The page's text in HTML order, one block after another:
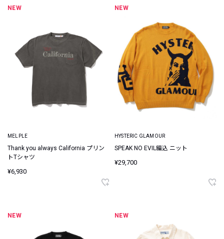
NEW
MELPLE
Thank you always California プリン
トTシャツ
¥6,930
NEW
HYSTERIC GLAMOUR
SPEAK NO EVIL編込 ニット
¥29,700
NEW NEW